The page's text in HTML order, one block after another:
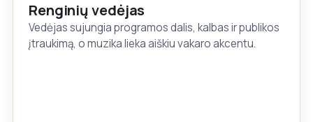
Renginių vedėjas
Vedėjas sujungia programos dalis, kalbas ir publikos
įtraukimą, o muzika lieka aiškiu vakaro akcentu.